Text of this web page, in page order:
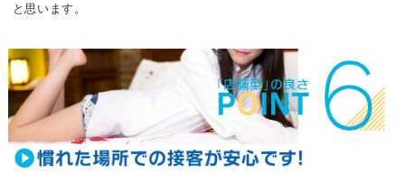
と思います。